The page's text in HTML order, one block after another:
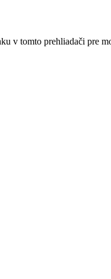
v tomto prehliadači pre